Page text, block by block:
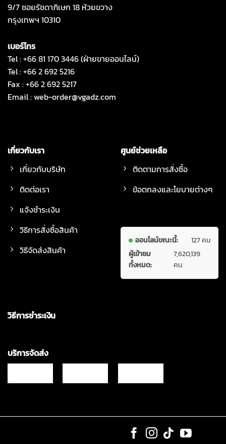
9/7 ซอยรัชดาภิเษก 18 ห้วยขวาง
กรุงเทพฯ 10310
เบอร์โทร
Tel : +66 81 170 3446 (ฝ่ายขายออนไลน์)
Tel : +66 2 692 5216
Fax : +66 2 692 5217
Email :web-order@vgadz.com
เกี่ยวกับเรา
เกี่ยวกับบริษัท
ติดต่อเรา
แจ้งชำระเงิน
วิธีการสั่งซื้อสินค้า
วิธีจัดส่งสินค้า
ศูนย์ช่วยเหลือ
ติดตามการสั่งซื้อ
ข้อตกลงและโยบายต่างๆ
ออนไลน์ขณะนี้:
127 คน
ผู้เข้าชม
ทั้งหมด:
7,620,139
คน
วิธีการชำระเงิน
บริการจัดส่ง